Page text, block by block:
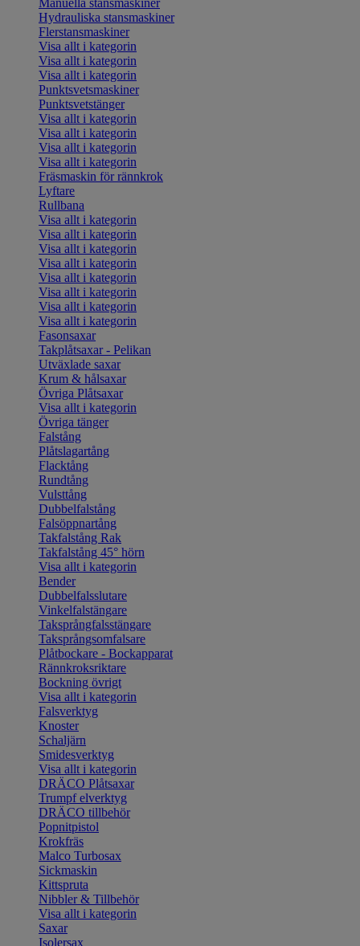
Manuella stansmaskiner
Hydrauliska stansmaskiner
Flerstansmaskiner
Visa allt i kategorin
Visa allt i kategorin
Visa allt i kategorin
Punktsvetsmaskiner
Punktsvetstänger
Visa allt i kategorin
Visa allt i kategorin
Visa allt i kategorin
Visa allt i kategorin
Fräsmaskin för rännkrok
Lyftare
Rullbana
Visa allt i kategorin
Visa allt i kategorin
Visa allt i kategorin
Visa allt i kategorin
Visa allt i kategorin
Visa allt i kategorin
Visa allt i kategorin
Visa allt i kategorin
Fasonsaxar
Takplåtsaxar - Pelikan
Utväxlade saxar
Krum & hålsaxar
Övriga Plåtsaxar
Visa allt i kategorin
Övriga tänger
Falstång
Plåtslagartång
Flacktång
Rundtång
Vulsttång
Dubbelfalstång
Falsöppnartång
Takfalstång Rak
Takfalstång 45° hörn
Visa allt i kategorin
Bender
Dubbelfalsslutare
Vinkelfalstängare
Taksprångfalsstängare
Taksprångsomfalsare
Plåtbockare - Bockapparat
Rännkroksriktare
Bockning övrigt
Visa allt i kategorin
Falsverktyg
Knoster
Schaljärn
Smidesverktyg
Visa allt i kategorin
DRÄCO Plåtsaxar
Trumpf elverktyg
DRÄCO tillbehör
Popnitpistol
Krokfräs
Malco Turbosax
Sickmaskin
Kittspruta
Nibbler & Tillbehör
Visa allt i kategorin
Saxar
Isolersax